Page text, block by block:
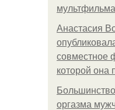
Анастасия
совместное
которой она
оргазма